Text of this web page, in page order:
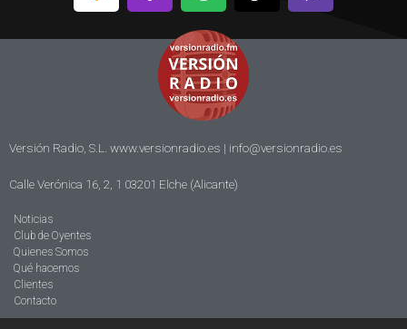
Versión Radio, S.L. www.versionradio.es | info@versionradio.es
Calle Verónica 16, 2, 1 03201 Elche (Alicante)
Noticias
Club de Oyentes
Quienes Somos
Qué hacemos
Clientes
Contacto